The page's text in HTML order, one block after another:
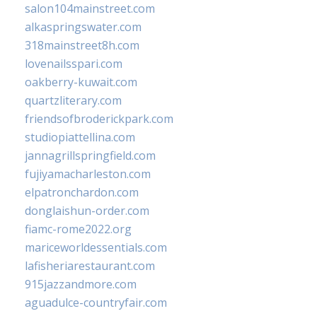
salon104mainstreet.com
alkaspringswater.com
318mainstreet8h.com
lovenailsspari.com
oakberry-kuwait.com
quartzliterary.com
friendsofbroderickpark.com
studiopiattellina.com
jannagrillspringfield.com
fujiyamacharleston.com
elpatronchardon.com
donglaishun-order.com
fiamc-rome2022.org
mariceworldessentials.com
lafisheriarestaurant.com
915jazzandmore.com
aguadulce-countryfair.com